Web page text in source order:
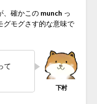
、確かこの munch っ
グモグさす的な意味で
て